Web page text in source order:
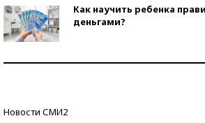
Как научить ребенка
деньгами?
Новости СМИ2